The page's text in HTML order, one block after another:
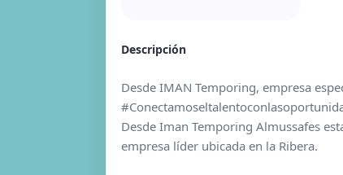
Descripción
Desde IMAN Temporing, empresa
Desde Iman Temporing Almussafes
empresa líder ubicada en la Ribera.